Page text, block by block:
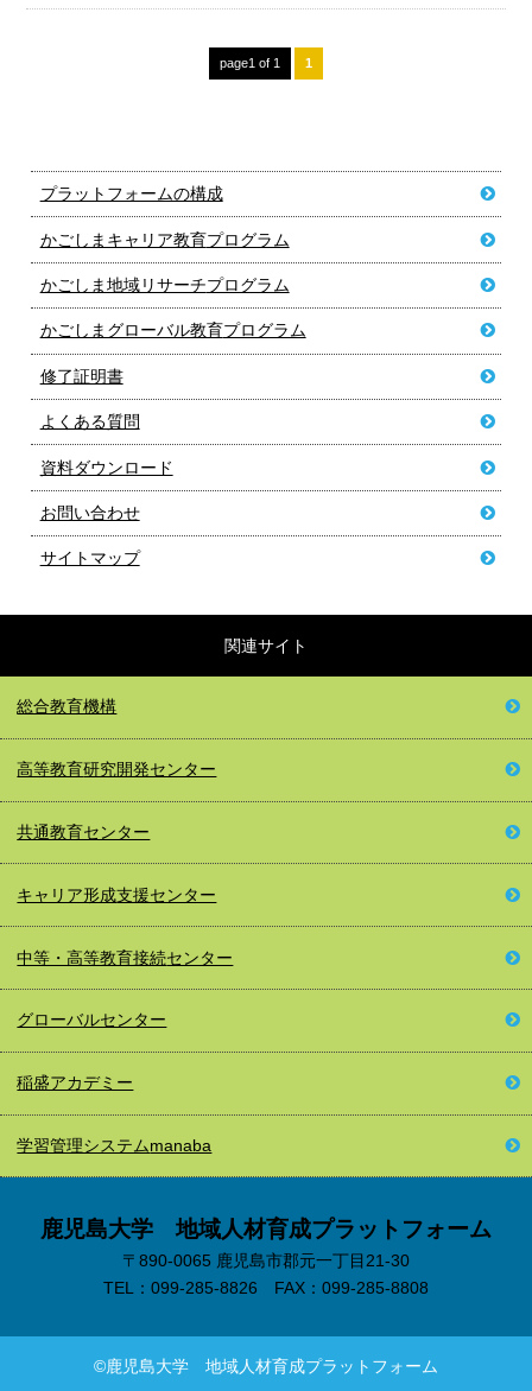
page1 of 1 1
プラットフォームの構成
かごしまキャリア教育プログラム
かごしま地域リサーチプログラム
かごしまグローバル教育プログラム
修了証明書
よくある質問
資料ダウンロード
お問い合わせ
サイトマップ
関連サイト
総合教育機構
高等教育研究開発センター
共通教育センター
キャリア形成支援センター
中等・高等教育接続センター
グローバルセンター
稲盛アカデミー
学習管理システムmanaba
鹿児島大学 地域人材育成プラットフォーム
〒890-0065 鹿児島市郡元一丁目21-30
TEL：099-285-8826 FAX：099-285-8808
©鹿児島大学 地域人材育成プラットフォーム